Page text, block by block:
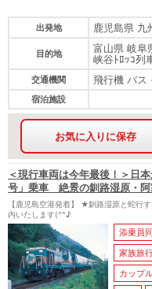
出発地
鹿児島県 九
目的地
富山県 岐阜
峡谷ﾄﾛｯｺ列
交通機関 飛行機 バス
宿泊施設
お気に入りに保存
＜現行車両は今年最後！＞日
号」乗車 絶景の釧路湿原・
【鹿児島空港発着】 ★釧路湿原と蛇行
内いたします(^^♪
添乗員
家族旅
カップ